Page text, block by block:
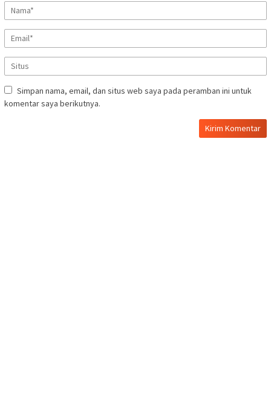
Simpan nama, email, dan situs web saya pada peramban ini untuk
komentar saya berikutnya.